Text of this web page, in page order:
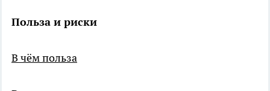
Польза и риски
В чём польза